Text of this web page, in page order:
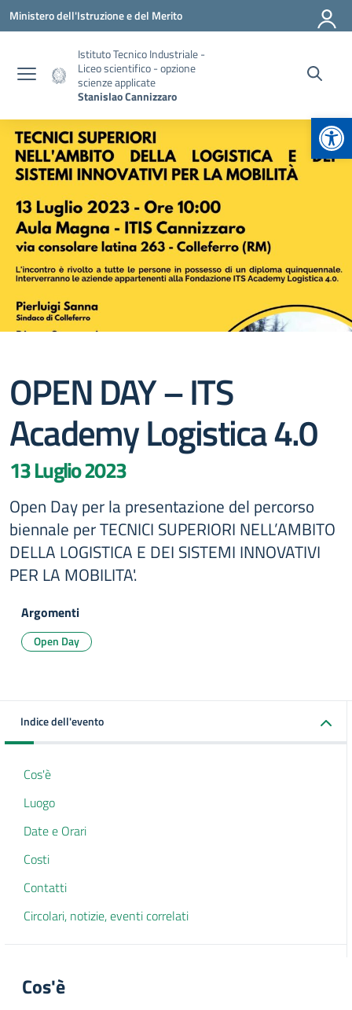
Vai ai contenuti
Vai al menu di navigazione
Vai al footer
Ministero dell'Istruzione e del Merito
Istituto Tecnico Industriale -
Liceo scientifico - opzione
scienze applicate
Stanislao Cannizzaro
OPEN DAY – ITS
Academy Logistica 4.0
13 Luglio 2023
Open Day per la presentazione del percorso
biennale per TECNICI SUPERIORI NELL’AMBITO
DELLA LOGISTICA E DEI SISTEMI INNOVATIVI
PER LA MOBILITA'.
Argomenti
Open Day
Indice dell'evento
Cos'è
Luogo
Date e Orari
Costi
Contatti
Circolari, notizie, eventi correlati
Cos'è